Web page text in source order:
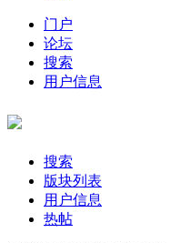
门户
论坛
搜索
用户信息
搜索
版块列表
用户信息
热帖